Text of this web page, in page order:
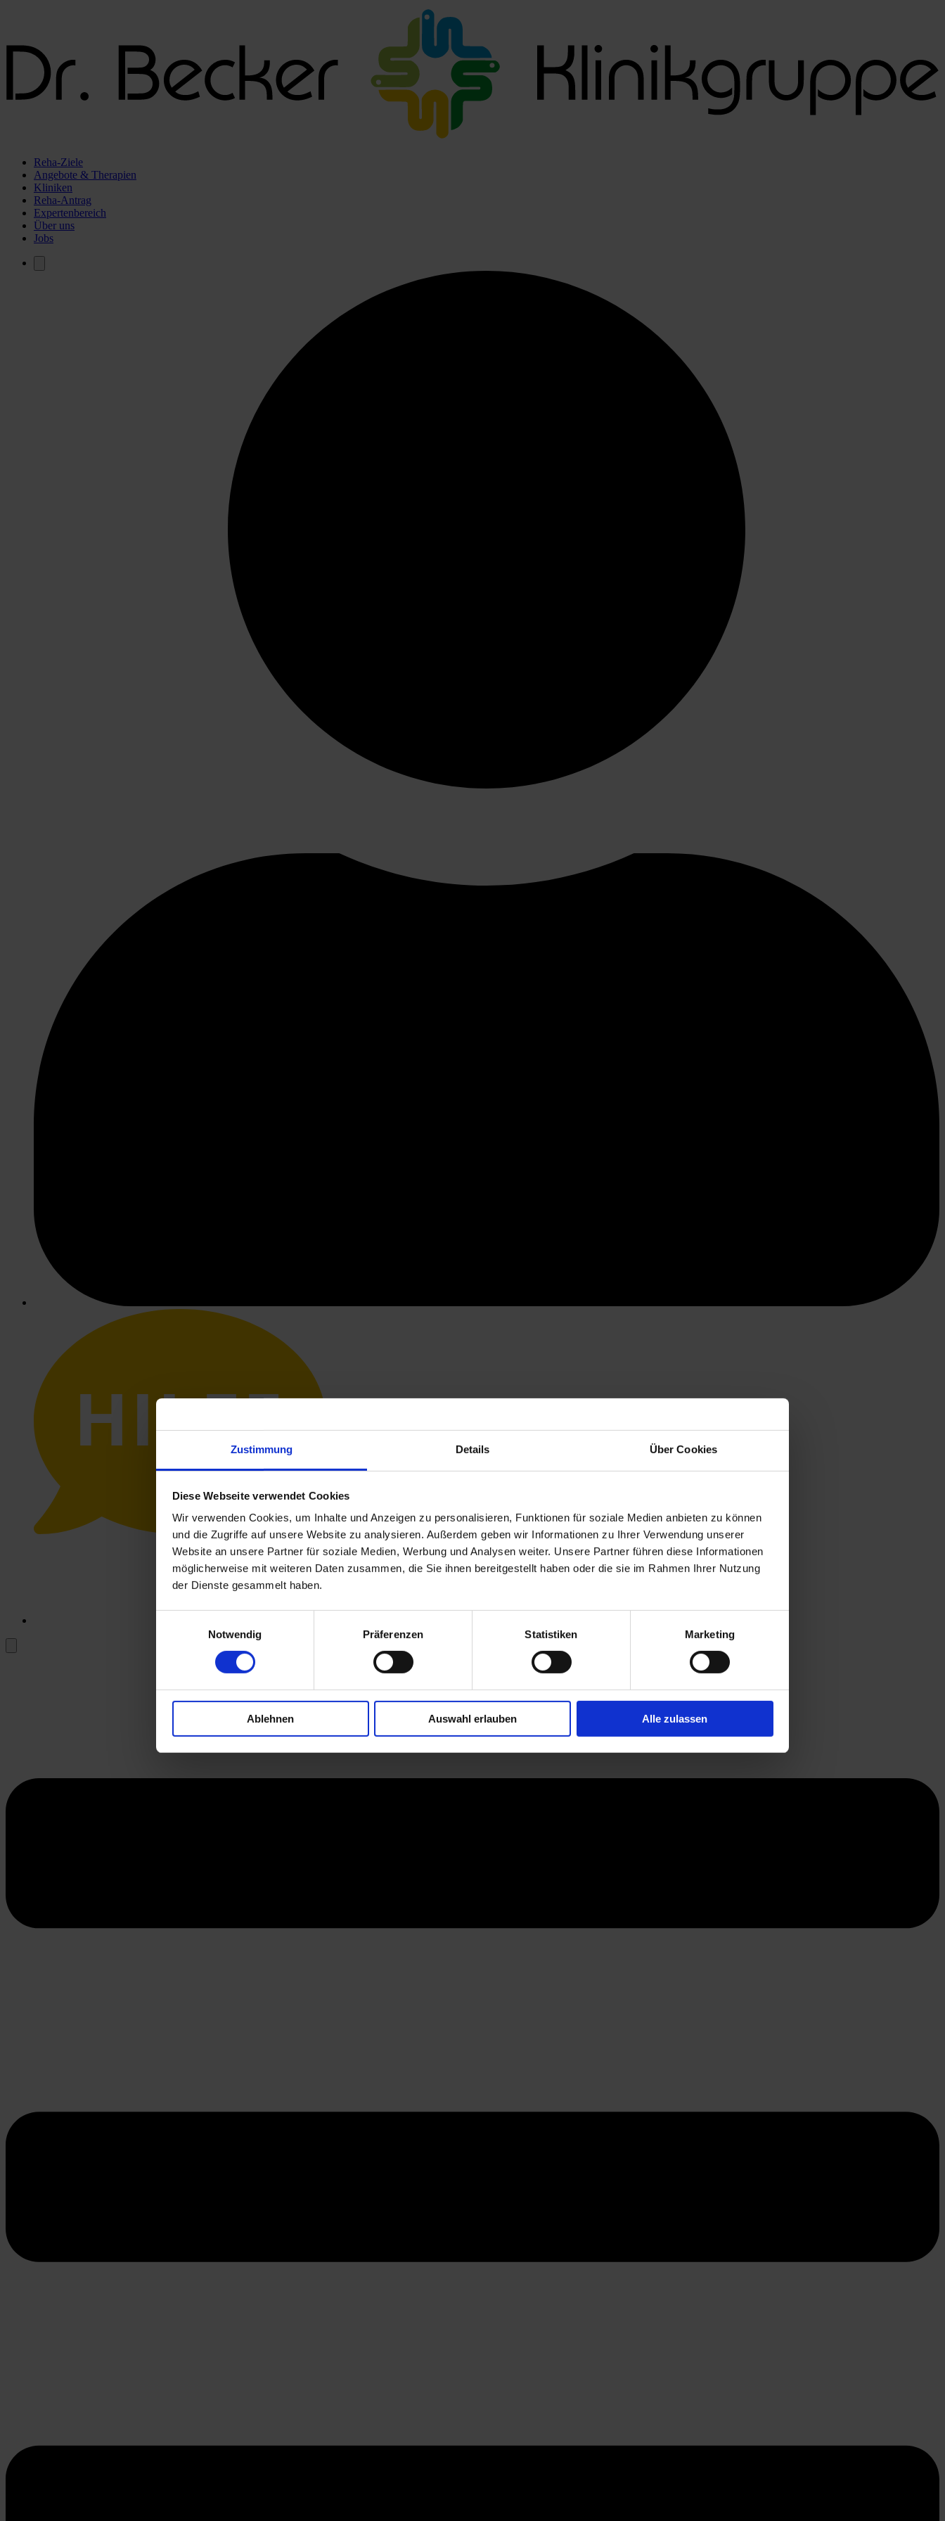
Zustimmung Details Über Cookies
Diese Webseite verwendet Cookies
Wir verwenden Cookies, um Inhalte und Anzeigen zu personalisieren, Funktionen für soziale Medien anbieten zu können
und die Zugriffe auf unsere Website zu analysieren. Außerdem geben wir Informationen zu Ihrer Verwendung unserer
Website an unsere Partner für soziale Medien, Werbung und Analysen weiter. Unsere Partner führen diese Informationen
möglicherweise mit weiteren Daten zusammen, die Sie ihnen bereitgestellt haben oder die sie im Rahmen Ihrer Nutzung
der Dienste gesammelt haben.
Notwendig
Präferenzen Statistiken Marketing
Ablehnen Auswahl erlauben Alle zulassen
Reha-Ziele
Angebote & Therapien
Kliniken
Reha-Antrag
Expertenbereich
Über uns
Jobs
HILFE